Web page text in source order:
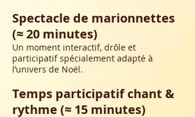
Spectacle de marionnettes
(≈ 20 minutes)
Un moment interactif, drôle et
participatif spécialement adapté à
l’univers de Noël.
Temps participatif chant &
rythme (≈ 15 minutes)